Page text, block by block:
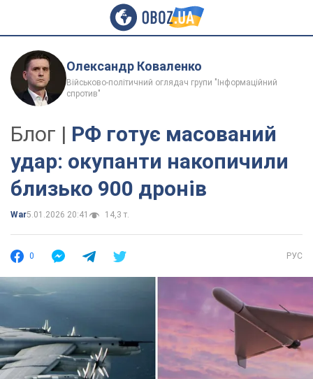
Олександр Коваленко
Військово-політичний оглядач групи "Інформаційний
спротив"
Блог | РФ готує масований
удар: окупанти накопичили
близько 900 дронів
War5.01.2026 20:41 14,3 т.
0 РУС